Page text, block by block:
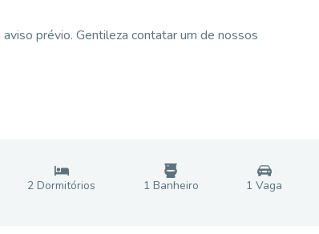
prévio. Gentileza contatar um de nossos
2 Dormitórios 1 Banheiro 1 Vaga